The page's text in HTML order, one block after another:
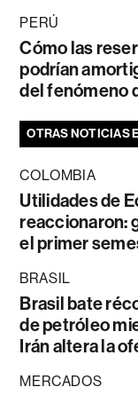
PERÚ
Cómo las
podrían
del fenómeno
OTRAS NOTICIAS
COLOMBIA
Utilidades de
reaccionaron:
el primer
BRASIL
Brasil bate
de petróleo
Irán altera la
MERCADOS